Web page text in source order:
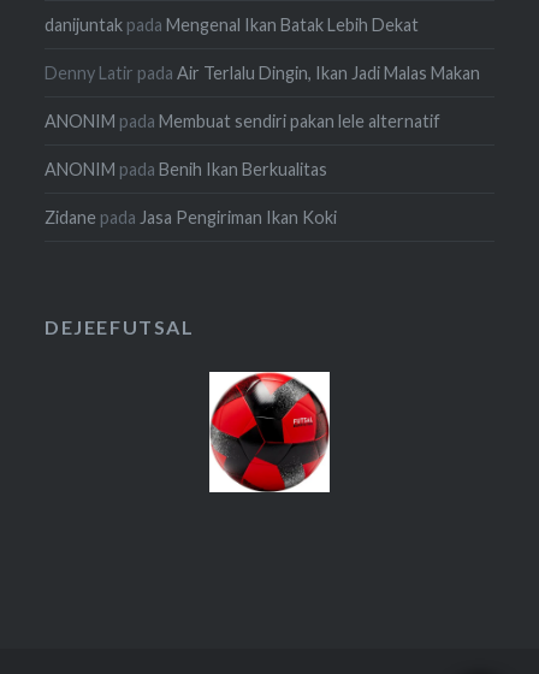
danijuntak padaMengenal Ikan Batak Lebih Dekat
Denny Latir padaAir Terlalu Dingin, Ikan Jadi Malas Makan
ANONIM padaMembuat sendiri pakan lele alternatif
ANONIM padaBenih Ikan Berkualitas
Zidane pada Jasa Pengiriman Ikan Koki
DEJEEFUTSAL